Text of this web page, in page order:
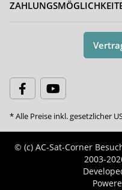
* Alle Preise inkl. gesetzlicher
© (c) AC-Sat-Corner
2003-